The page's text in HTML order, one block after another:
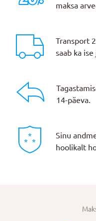
maksa
Transport
saab ka
14-päeva.
Sinu
hoolikalt